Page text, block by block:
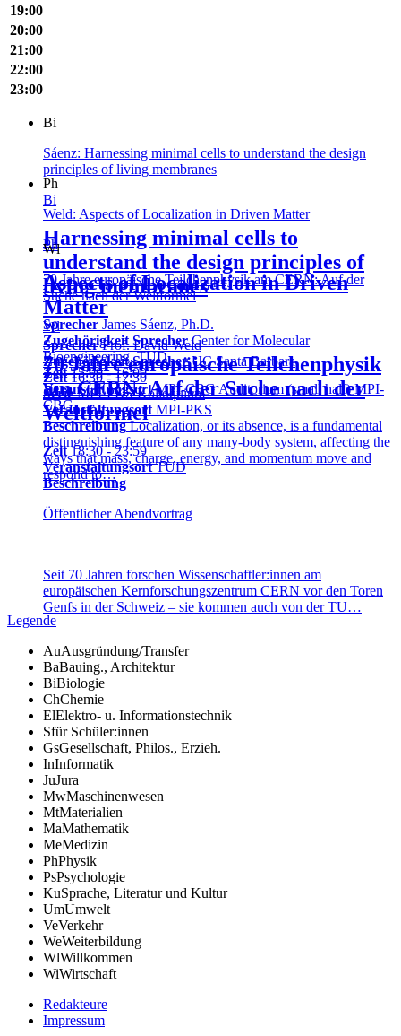
19:00
20:00
21:00
22:00
23:00
Bi
Sáenz: Harnessing minimal cells to understand the design
principles of living membranes
Bi
Harnessing minimal cells to
understand the design principles of
living membranes
Sprecher James Sáenz, Ph.D.
Zugehörigkeit SprecherCenter for Molecular
Bioengineering, TUD
Zeit15:00 - 16:00
VeranstaltungsortMPI-CBG Auditorium (small half) MPI-
CBG
Ph
Weld: Aspects of Localization in Driven Matter
Ph
Aspects of Localization in Driven
Matter
SprecherProf. David Weld
Zugehörigkeit SprecherUC Santa Barbara
Zeit16:30 - 17:30
SerieMPI-PKS Kolloquium
Veranstaltungsort MPI-PKS
BeschreibungLocalization, or its absence, is a fundamental
distinguishing feature of any many-body system, affecting the
ways that mass, charge, energy, and momentum move and
respond to…
Wl
70 Jahre europäische Teilchenphysik am CERN: Auf der
Suche nach der Weltformel
Wl
70 Jahre europäische Teilchenphysik
am CERN: Auf der Suche nach der
Weltformel
Zeit18:30 - 23:59
VeranstaltungsortTUD
Beschreibung
Öffentlicher Abendvortrag
Seit 70 Jahren forschen Wissenschaftler:innen am
europäischen Kernforschungszentrum CERN vor den Toren
Genfs in der Schweiz – sie kommen auch von der TU…
Legende
AuAusgründung/Transfer
BaBauing., Architektur
BiBiologie
ChChemie
ElElektro- u. Informationstechnik
Sfür Schüler:innen
GsGesellschaft, Philos., Erzieh.
InInformatik
JuJura
MwMaschinenwesen
MtMaterialien
MaMathematik
MeMedizin
PhPhysik
PsPsychologie
KuSprache, Literatur und Kultur
UmUmwelt
VeVerkehr
WeWeiterbildung
WlWillkommen
WiWirtschaft
Redakteure
Impressum